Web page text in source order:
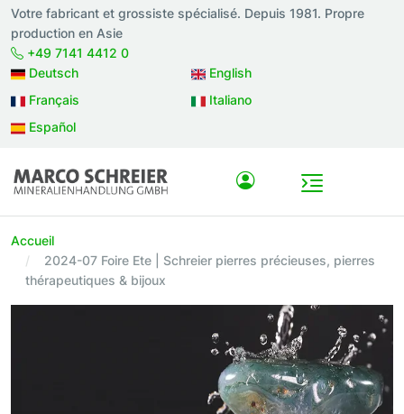
Votre fabricant et grossiste spécialisé. Depuis 1981. Propre
production en Asie
+49 7141 4412 0
Deutsch
English
Français
Italiano
Español
Accueil
2024-07 Foire Ete | Schreier pierres précieuses, pierres
thérapeutiques & bijoux